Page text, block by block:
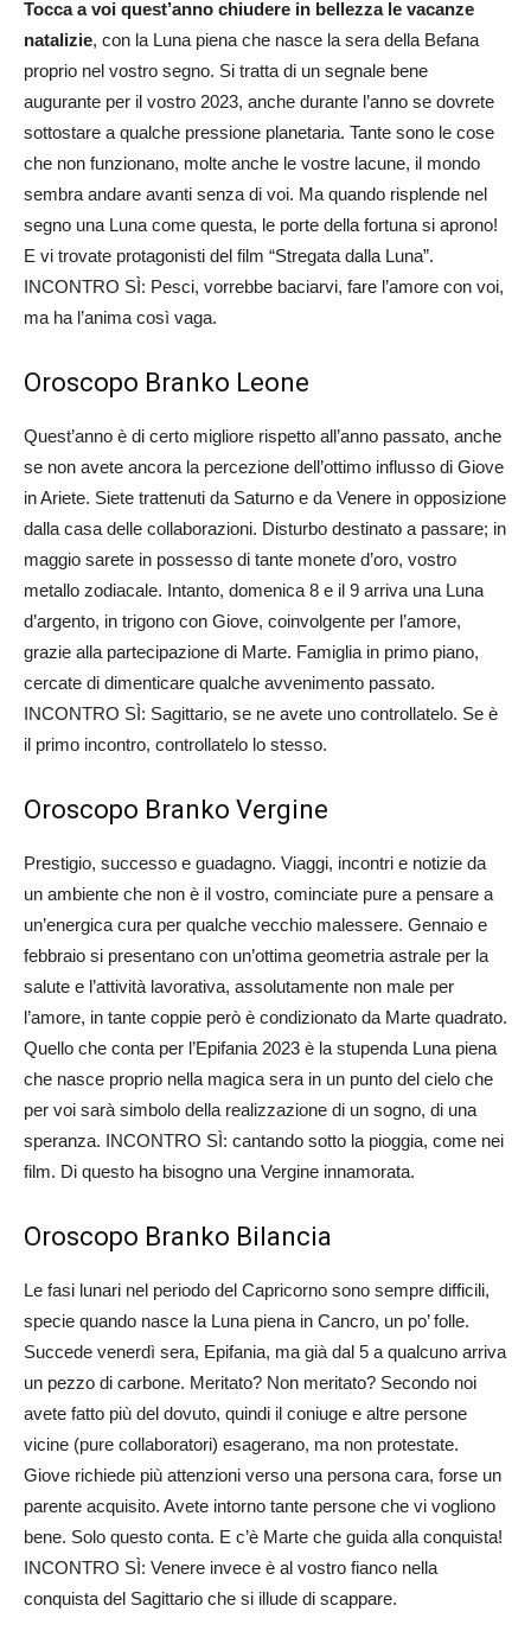
Tocca a voi quest’anno chiudere in bellezza le vacanze
natalizie, con la Luna piena che nasce la sera della Befana
proprio nel vostro segno. Si tratta di un segnale bene
augurante per il vostro 2023, anche durante l’anno se dovrete
sottostare a qualche pressione planetaria. Tante sono le cose
che non funzionano, molte anche le vostre lacune, il mondo
sembra andare avanti senza di voi. Ma quando risplende nel
segno una Luna come questa, le porte della fortuna si aprono!
E vi trovate protagonisti del film “Stregata dalla Luna”.
INCONTRO SÌ: Pesci, vorrebbe baciarvi, fare l’amore con voi,
ma ha l’anima così vaga.
Oroscopo Branko Leone
Quest’anno è di certo migliore rispetto all’anno passato, anche
se non avete ancora la percezione dell’ottimo influsso di Giove
in Ariete. Siete trattenuti da Saturno e da Venere in opposizione
dalla casa delle collaborazioni. Disturbo destinato a passare; in
maggio sarete in possesso di tante monete d’oro, vostro
metallo zodiacale. Intanto, domenica 8 e il 9 arriva una Luna
d’argento, in trigono con Giove, coinvolgente per l’amore,
grazie alla partecipazione di Marte. Famiglia in primo piano,
cercate di dimenticare qualche avvenimento passato.
INCONTRO SÌ: Sagittario, se ne avete uno controllatelo. Se è
il primo incontro, controllatelo lo stesso.
Oroscopo Branko Vergine
Prestigio, successo e guadagno. Viaggi, incontri e notizie da
un ambiente che non è il vostro, cominciate pure a pensare a
un’energica cura per qualche vecchio malessere. Gennaio e
febbraio si presentano con un’ottima geometria astrale per la
salute e l’attività lavorativa, assolutamente non male per
l’amore, in tante coppie però è condizionato da Marte quadrato.
Quello che conta per l’Epifania 2023 è la stupenda Luna piena
che nasce proprio nella magica sera in un punto del cielo che
per voi sarà simbolo della realizzazione di un sogno, di una
speranza. INCONTRO SÌ: cantando sotto la pioggia, come nei
film. Di questo ha bisogno una Vergine innamorata.
Oroscopo Branko Bilancia
Le fasi lunari nel periodo del Capricorno sono sempre difficili,
specie quando nasce la Luna piena in Cancro, un po’ folle.
Succede venerdì sera, Epifania, ma già dal 5 a qualcuno arriva
un pezzo di carbone. Meritato? Non meritato? Secondo noi
avete fatto più del dovuto, quindi il coniuge e altre persone
vicine (pure collaboratori) esagerano, ma non protestate.
Giove richiede più attenzioni verso una persona cara, forse un
parente acquisito. Avete intorno tante persone che vi vogliono
bene. Solo questo conta. E c’è Marte che guida alla conquista!
INCONTRO SÌ: Venere invece è al vostro fianco nella
conquista del Sagittario che si illude di scappare.